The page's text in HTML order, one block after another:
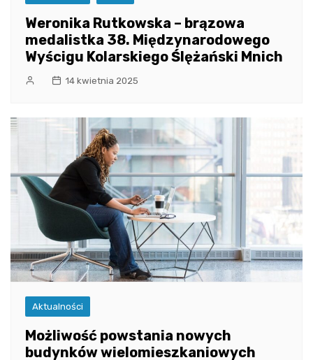
Weronika Rutkowska – brązowa
medalistka 38. Międzynarodowego
Wyścigu Kolarskiego Ślężański Mnich
14 kwietnia 2025
Aktualności
Możliwość powstania nowych
budynków wielomieszkaniowych